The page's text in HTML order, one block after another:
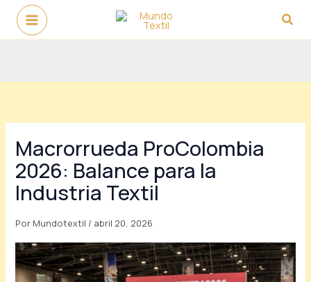
contenido
Macrorrueda ProColombia
2026: Balance para la
Industria Textil
Por Mundotextil / abril 20, 2026